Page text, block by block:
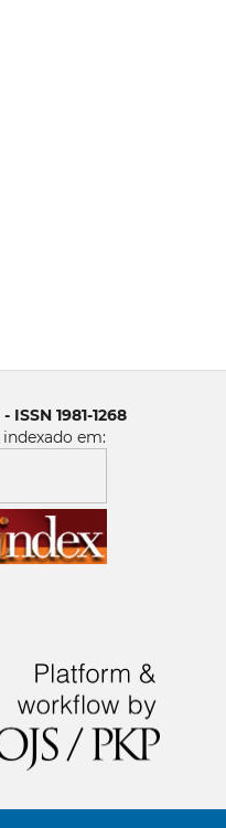
1981-1268
em: